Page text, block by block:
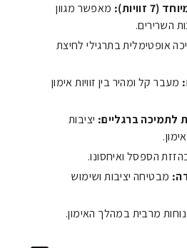
מאפשר מגוון
השרירים.
אופטימלית בתרגילי לחיצת
מעבר קל ומהיר בין זוויות אימון
לתמיכה ברגליים: יציבות
הספסל ואיחסונו.
מבטיחה יציבות ושימוש
נוחות מרבית במהלך האימון.